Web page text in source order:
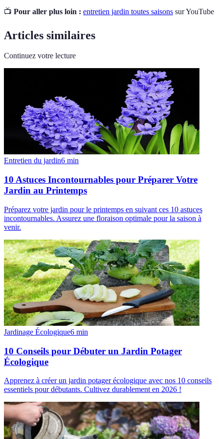
📺 Pour aller plus loin : entretien jardin toutes saisons sur YouTube
Articles similaires
Continuez votre lecture
Entretien du jardin6 min
10 Astuces Incontournables pour Préparer Votre
Jardin au Printemps
Préparez votre jardin pour le printemps en suivant ces 10 astuces
incontournables. Assurez une floraison optimale pour la saison à
venir.
Jardinage Écologique6 min
10 Conseils pour Débuter un Jardin Potager
Écologique
Apprenez à créer un jardin potager écologique avec nos 10 conseils
essentiels pour débutants. Cultivez durablement en 2026 !